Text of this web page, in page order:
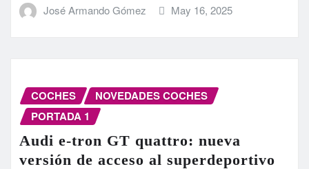
José Armando Gómez May 16, 2025
COCHES
NOVEDADES COCHES
PORTADA 1
Audi e-tron GT quattro: nueva
versión de acceso al superdeportivo